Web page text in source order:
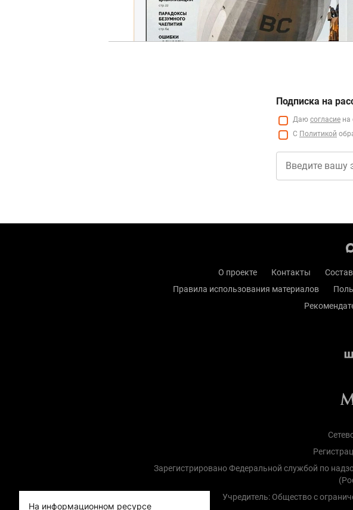
Подписка на
Даю согласие на
С Политикой
О проекте Контакты
Правила использования материалов
Зарегистрировано Федеральной службой по
Учредитель: Общество с
На информационном ресурсе